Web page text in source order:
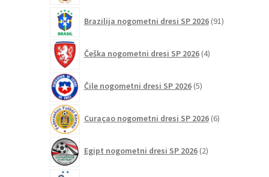
Brazilija nogometni dresi SP 2026 91izdelkov
Češka nogometni dresi SP 2026 4izdelki
Čile nogometni dresi SP 2026 5izdelkov
Curaçao nogometni dresi SP 2026 6izdelkov
Egipt nogometni dresi SP 2026 2izdelka